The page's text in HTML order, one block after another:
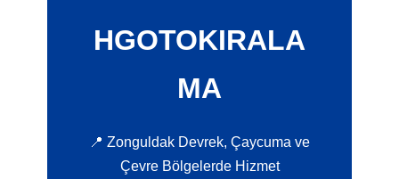
HGOTOKIRALA
MA
📍 Zonguldak Devrek, Çaycuma ve
Çevre Bölgelerde Hizmet